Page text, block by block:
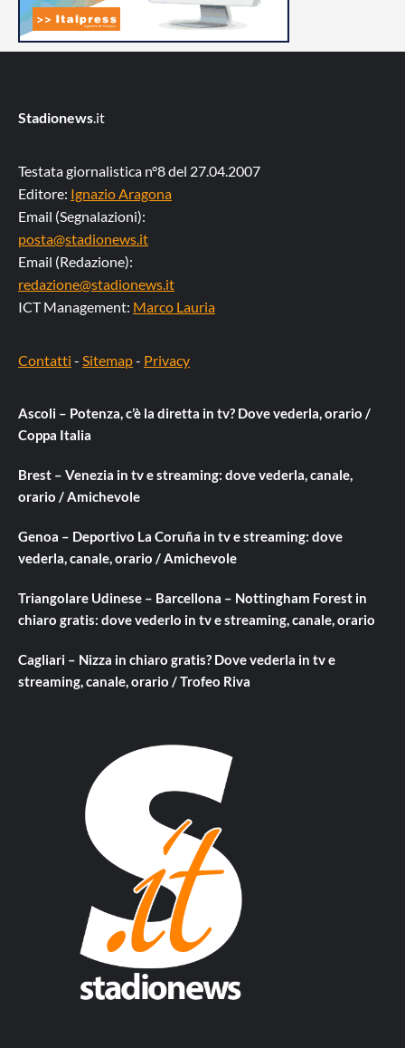
Stadionews.it
Testata giornalistica n°8 del 27.04.2007
Editore: Ignazio Aragona
Email (Segnalazioni):
posta@stadionews.it
Email (Redazione):
redazione@stadionews.it
ICT Management: Marco Lauria
Contatti - Sitemap- Privacy
Ascoli – Potenza, c’è la diretta in tv? Dove vederla, orario /
Coppa Italia
Brest – Venezia in tv e streaming: dove vederla, canale,
orario / Amichevole
Genoa – Deportivo La Coruña in tv e streaming: dove
vederla, canale, orario / Amichevole
Triangolare Udinese – Barcellona – Nottingham Forest in
chiaro gratis: dove vederlo in tv e streaming, canale, orario
Cagliari – Nizza in chiaro gratis? Dove vederla in tv e
streaming, canale, orario / Trofeo Riva